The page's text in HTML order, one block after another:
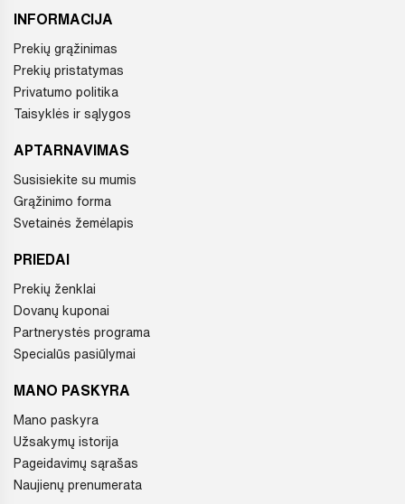
INFORMACIJA
Prekių grąžinimas
Prekių pristatymas
Privatumo politika
Taisyklės ir sąlygos
APTARNAVIMAS
Susisiekite su mumis
Grąžinimo forma
Svetainės žemėlapis
PRIEDAI
Prekių ženklai
Dovanų kuponai
Partnerystės programa
Specialūs pasiūlymai
MANO PASKYRA
Mano paskyra
Užsakymų istorija
Pageidavimų sąrašas
Naujienų prenumerata